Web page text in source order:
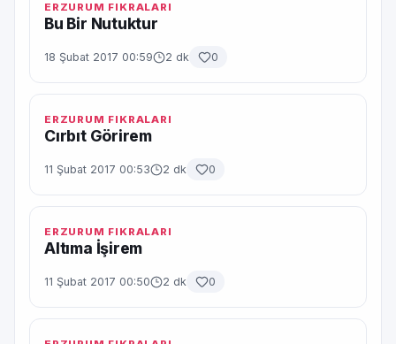
ERZURUM FIKRALARI
Bu Bir Nutuktur
18 Şubat 2017 00:59 2 dk 0
ERZURUM FIKRALARI
Cırbıt Görirem
11 Şubat 2017 00:53 2 dk 0
ERZURUM FIKRALARI
Altıma İşirem
11 Şubat 2017 00:50 2 dk 0